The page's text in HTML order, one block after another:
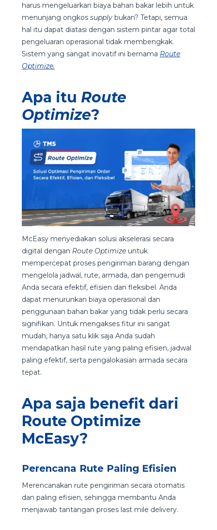
harus mengeluarkan biaya bahan bakar lebih untuk
menunjang ongkos supplybukan? Tetapi, semua
hal itu dapat diatasi dengan sistem pintar agar total
pengeluaran operasional tidak membengkak.
Sistem yang sangat inovatif ini bernama Route
Optimize.
Apa itu Route
Optimize?
McEasy menyediakan solusi akselerasi secara
digital dengan Route Optimizeuntuk
mempercepat proses pengiriman barang dengan
mengelola jadwal, rute, armada, dan pengemudi
Anda secara efektif, efisien dan fleksibel. Anda
dapat menurunkan biaya operasional dan
penggunaan bahan bakar yang tidak perlu secara
signifikan. Untuk mengakses fitur ini sangat
mudah, hanya satu klik saja Anda sudah
mendapatkan hasil rute yang paling efisien, jadwal
paling efektif, serta pengalokasian armada secara
tepat.
Apa saja benefit dari
Route Optimize
McEasy?
Perencana Rute Paling Efisien
Merencanakan rute pengiriman secara otomatis
dan paling efisien, sehingga membantu Anda
menjawab tantangan proses last mile delivery.